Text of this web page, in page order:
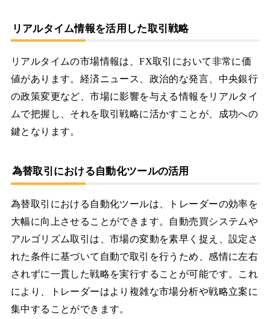
リアルタイム情報を活用した取引戦略
リアルタイムの市場情報は、FX取引において非常に価
値があります。経済ニュース、政治的な発言、中央銀行
の政策変更など、市場に影響を与える情報をリアルタイ
ムで把握し、それを取引戦略に活かすことが、成功への
鍵となります。
為替取引における自動化ツールの活用
為替取引における自動化ツールは、トレーダーの効率を
大幅に向上させることができます。自動売買システムや
アルゴリズム取引は、市場の変動を素早く捉え、設定さ
れた条件に基づいて自動で取引を行うため、感情に左右
されずに一貫した戦略を実行することが可能です。これ
により、トレーダーはより複雑な市場分析や戦略立案に
集中することができます。